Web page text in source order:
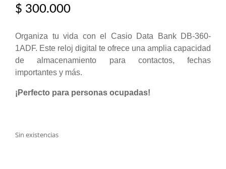
$ 300.000
Organiza tu vida con el Casio Data Bank DB-360-
1ADF. Este reloj digital te ofrece una amplia capacidad
de almacenamiento para contactos, fechas
importantes y más.
¡Perfecto para personas ocupadas!
Sin existencias